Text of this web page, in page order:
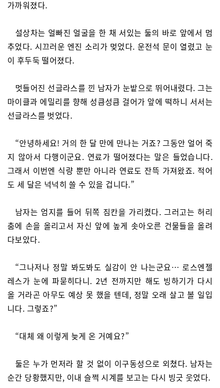
가까워졌다.
설상차는 얼빠진 얼굴을 한 채 서있는 둘의 바로 앞에서 멈
추었다. 시끄러운 엔진 소리가 멎었다. 운전석 문이 열렸고 눈
이 후두둑 떨어졌다.
멋들어진 선글라스를 낀 남자가 눈밭으로 뛰어내렸다. 그는
마이클과 에밀리를 향해 성큼성큼 걸어가 앞에 떡하니 서서는
선글라스를 벗었다.
“안녕하세요! 거의 한 달 만에 만나는 거죠? 그동안 얼어 죽
지 않아서 다행이군요. 연료가 떨어졌다는 말은 들었습니다.
그래서 이번엔 식량 뿐만 아니라 연료도 잔뜩 가져왔죠. 적어
도 세 달은 넉넉히 쓸 수 있을 겁니다.”
남자는 엄지를 들어 뒤쪽 짐칸을 가리켰다. 그러고는 허리
춤에 손을 올리고서 자신 앞에 높게 솟아오른 건물들을 올려
다보았다.
“그나저나 정말 봐도봐도 실감이 안 나는군요… 로스엔젤
레스가 눈에 파묻히다니. 2년 전까지만 해도 빙하기가 다시
올 거라곤 아무도 예상 못 했을 텐데, 정말 오래 살고 볼 일입
니다. 그렇죠?”
“대체 왜 이렇게 늦게 온 거예요?”
둘은 누가 먼저라 할 것 없이 이구동성으로 외쳤다. 남자는
순간 당황했지만, 이내 슬쩍 시계를 보고는 다시 빙긋 웃었다.